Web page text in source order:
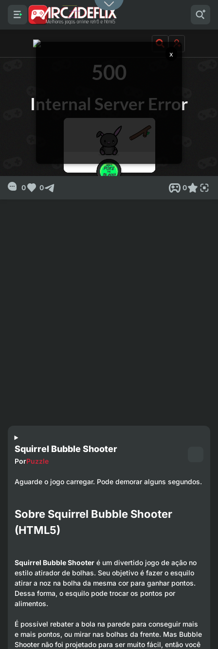
x
0 0 0
Squirrel Bubble Shooter
PorPuzzle
Aguarde o jogo carregar. Pode demorar alguns segundos.
Sobre Squirrel Bubble Shooter
(HTML5)
Squirrel Bubble Shooteré um divertido jogo de ação no
estilo atirador de bolhas. Seu objetivo é fazer o esquilo
atirar a noz na bolha da mesma cor para ganhar pontos.
Dessa forma, o esquilo pode trocar os pontos por
alimentos.
É possível rebater a bola na parede para conseguir mais
e mais pontos, ou mirar nas bolhas da frente. Mas Bubble
Shooter não foi projetado para ser muito fácil, então você